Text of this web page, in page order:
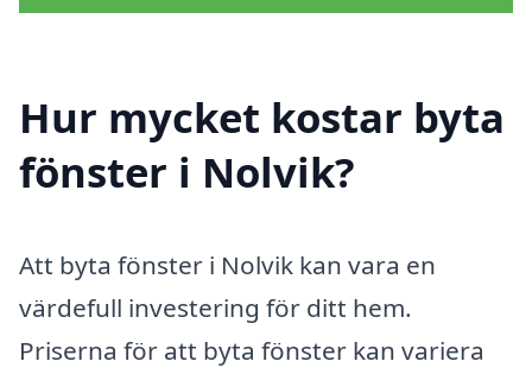
Hur mycket kostar byta
fönster i Nolvik?
Att byta fönster i Nolvik kan vara en
värdefull investering för ditt hem.
Priserna för att byta fönster kan variera